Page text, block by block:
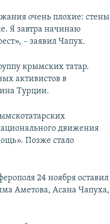
очень плохие: стены
Я завтра начинаю
– заявил Чапух.
крымских татар.
активистов в
Турции.
движения
Позже стало
24 ноября оставил
Аметова, Асана Чапуха,